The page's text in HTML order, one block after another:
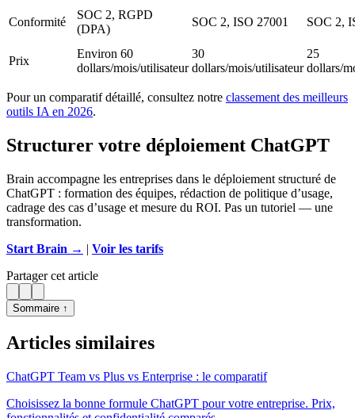
Conformité
SOC 2, RGPD
(DPA)
SOC 2, ISO 27001 SOC 2,
Prix
Environ 60
dollars/mois/utilisateur
30
dollars/mois/utilisateur
25
dollars/
Pour un comparatif détaillé, consultez notre classement des meilleurs
outils IA en 2026.
Structurer votre déploiement ChatGPT
Brain accompagne les entreprises dans le déploiement structuré de
ChatGPT : formation des équipes, rédaction de politique d’usage,
cadrage des cas d’usage et mesure du ROI. Pas un tutoriel — une
transformation.
Start Brain → | Voir les tarifs
Partager cet article
Sommaire ↑
Articles similaires
ChatGPT Team vs Plus vs Enterprise : le comparatif
Choisissez la bonne formule ChatGPT pour votre entreprise. Prix,